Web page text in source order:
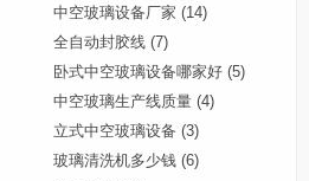
中空玻璃设备厂家 (14)
全自动封胶线(7)
卧式中空玻璃设备哪家好(5)
中空玻璃生产线质量(4)
立式中空玻璃设备 (3)
玻璃清洗机多少钱(6)